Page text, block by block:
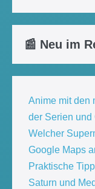
📰 Neu im
Anime mit den
der Serien und
Welcher
Google Maps
Praktische
Saturn und